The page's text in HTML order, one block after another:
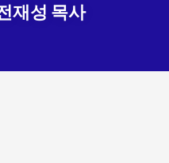
재성 목사